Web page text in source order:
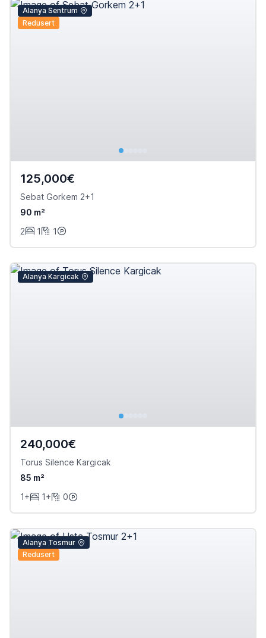
Alanya Sentrum
Redusert
125,000€
Sebat Gorkem 2+1
90 m²
2
1 1
Alanya Kargicak
240,000€
Torus Silence Kargicak
85 m²
1+
1+ 0
Alanya Tosmur
Redusert